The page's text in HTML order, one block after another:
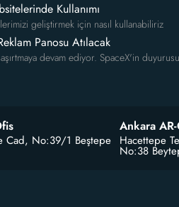
Kullanımı
geliştirmek için nasıl kullanabiliriz
Panosu Atılacak
devam ediyor. SpaceX'in duyurusu
Cad, No:39/1 Beştepe
Ankara
Hacettepe
No:38